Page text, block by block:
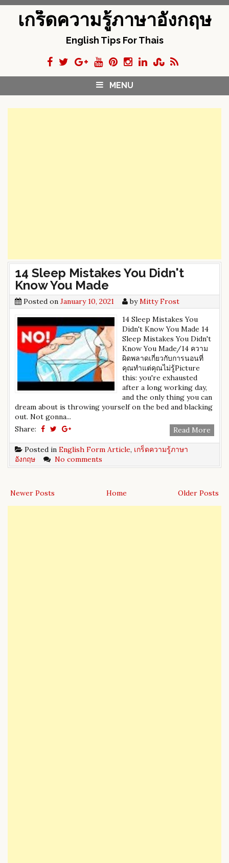
c
เกร็ดความรู้ภาษาอังกฤษ
English Tips For Thais
MENU
14 Sleep Mistakes You Didn't
Know You Made
Posted on January 10, 2021 byMitty Frost
14 Sleep Mistakes You
Didn't Know You Made 14
Sleep Mistakes You Didn't
Know You Made/14 ความ
ผิดพลาดเกี่ยวกับการนอนที่
คุณทำแต่คุณไม่รู้Picture
this: you're exhausted
after a long working day,
and the only thing you can
dream about is throwing yourself on the bed and blacking
out. Not gonna...
Share:
Read More
Posted in English Form Article, เกร็ดความรู้ภาษา
อังกฤษ
No comments
Newer Posts Older Posts
Home